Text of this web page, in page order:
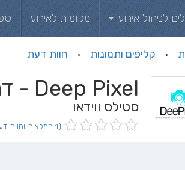
לניהול אירוע מקומות לאירוע
· קליפים ותמונות · חוות דעת
Deep Pixel - דמיטרי פצ'ינסקי
סטילס ווידאו
(1 המלצות וחוות דעת)